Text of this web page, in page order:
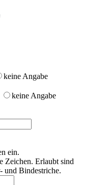
keine Angabe
keine Angabe
ein.
Zeichen. Erlaubt sind
und Bindestriche.